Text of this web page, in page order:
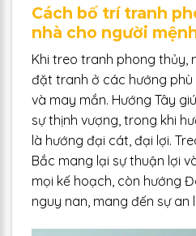
Cách bố trí tranh
nhà cho người
Khi treo tranh phong thủy,
đặt tranh ở các hướng
và may mắn. Hướng Tây
sự thịnh vượng, trong khi
là hướng đại cát, đại lợi.
Bắc mang lại sự thuận lợi
mọi kế hoạch, còn hướng
nguy nan, mang đến sự an